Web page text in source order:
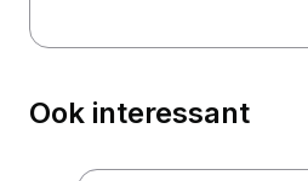
Ook interessant